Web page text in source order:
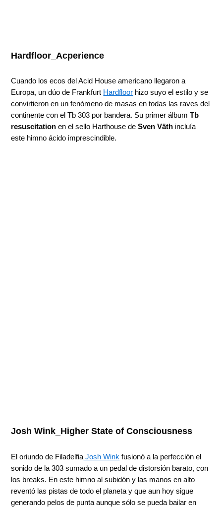
Hardfloor_Acperience
Cuando los ecos del Acid House americano llegaron a
Europa, un dúo de Frankfurt Hardfloor hizo suyo el estilo y se
convirtieron en un fenómeno de masas en todas las raves del
continente con el Tb 303 por bandera. Su primer álbumTb
resuscitation en el sello Harthouse deSven Väth incluía
este himno ácido imprescindible.
Josh Wink_Higher State of Consciousness
El oriundo de Filadelfia Josh Wink fusionó a la perfección el
sonido de la 303 sumado a un pedal de distorsión barato, con
los breaks. En este himno al subidón y las manos en alto
reventó las pistas de todo el planeta y que aun hoy sigue
generando pelos de punta aunque sólo se pueda bailar en